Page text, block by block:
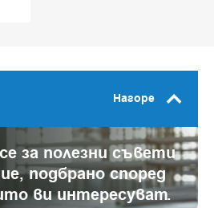
Нагоре
за полезни съвети
подбрано според
ви интересуват.